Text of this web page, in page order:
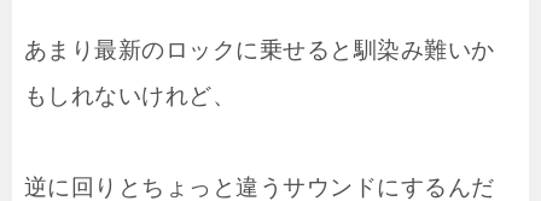
あまり最新のロックに乗せると馴染み難いか
もしれないけれど、
逆に回りとちょっと違うサウンドにするんだ